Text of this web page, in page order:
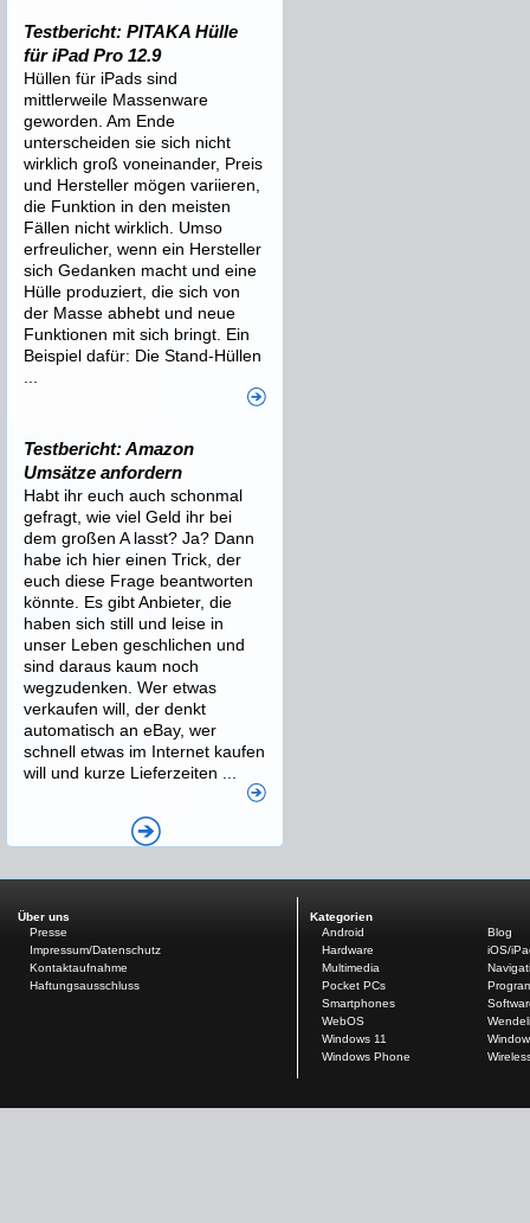
Testbericht: PITAKA Hülle
für iPad Pro 12.9
Hüllen für iPads sind
mittlerweile Massenware
geworden. Am Ende
unterscheiden sie sich nicht
wirklich groß voneinander, Preis
und Hersteller mögen variieren,
die Funktion in den meisten
Fällen nicht wirklich. Umso
erfreulicher, wenn ein Hersteller
sich Gedanken macht und eine
Hülle produziert, die sich von
der Masse abhebt und neue
Funktionen mit sich bringt. Ein
Beispiel dafür: Die Stand-Hüllen
Testbericht: Amazon
Umsätze anfordern
Habt ihr euch auch schonmal
gefragt, wie viel Geld ihr bei
dem großen A lasst? Ja? Dann
habe ich hier einen Trick, der
euch diese Frage beantworten
könnte. Es gibt Anbieter, die
haben sich still und leise in
unser Leben geschlichen und
sind daraus kaum noch
wegzudenken. Wer etwas
verkaufen will, der denkt
automatisch an eBay, wer
schnell etwas im Internet kaufen
will und kurze Lieferzeiten ...
Über uns
Presse
Impressum/Datenschutz
Kontaktaufnahme
Haftungsausschluss
Kategorien
Android
Blog
Hardware
iOS/
Multimedia
Pocket PCs
Smartphones
WebOS
Windows 11
Windows Phone